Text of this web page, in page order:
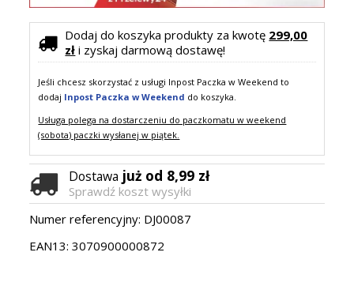
Dodaj do koszyka produkty za kwotę 299,00
zł i zyskaj darmową dostawę!
Jeśli chcesz skorzystać z usługi Inpost Paczka w Weekend to
dodaj Inpost Paczka w Weekend do koszyka.
Usługa polega na dostarczeniu do paczkomatu w weekend
(sobota) paczki wysłanej w piątek.
Dostawa już od 8,99 zł
Sprawdź koszt wysyłki
Numer referencyjny: DJ00087
EAN13: 3070900000872